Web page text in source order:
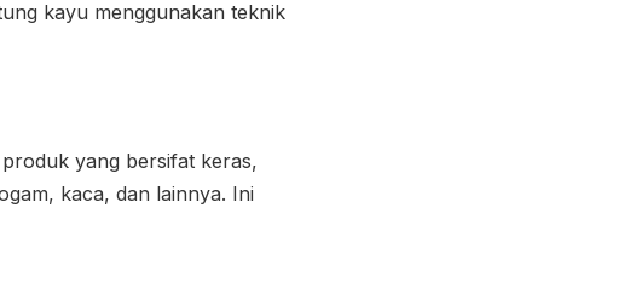
kayu menggunakan teknik
yang bersifat keras,
kaca, dan lainnya. Ini